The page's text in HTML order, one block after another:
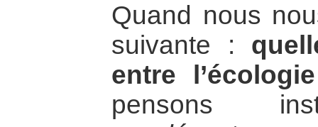
Quand nous
suivante :
entre
pensons